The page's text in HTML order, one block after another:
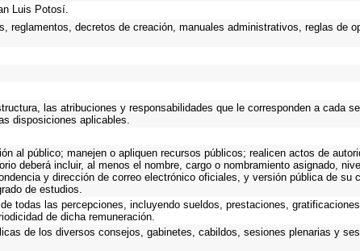
Luis Potosí.
decretos de creación, manuales administrativos, reglas de
las atribuciones y responsabilidades que le corresponden a cada
disposiciones aplicables.
al público; manejen o apliquen recursos públicos; realicen actos de
deberá incluir, al menos el nombre, cargo o nombramiento asignado,
y dirección de correo electrónico oficiales, y versión pública de su
de estudios.
todas las percepciones, incluyendo sueldos, prestaciones,
de dicha remuneración.
de los diversos consejos, gabinetes, cabildos, sesiones plenarias y